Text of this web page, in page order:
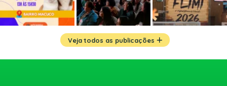
Veja todos as publicações